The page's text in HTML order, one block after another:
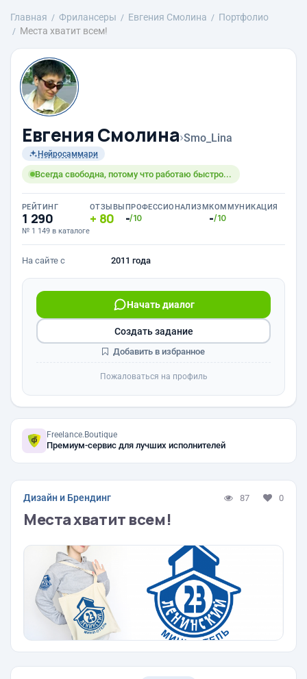
Главная Фрилансеры Евгения Смолина
Портфолио
Места хватит всем!
Евгения Смолина›Smo_Lina
Нейросаммари
Всегда свободна, потому что работаю быстро...
РЕЙТИНГ
1 290
№ 1 149 в каталоге
ОТЗЫВЫ
80
ПРОФЕССИОНАЛИЗМ
-/10
КОММУНИКАЦИЯ
-/10
На сайте с 2011 года
Начать диалог
Создать задание
Добавить в избранное
Пожаловаться на профиль
Freelance.Boutique
Премиум-сервис для лучших исполнителей
Дизайн и Брендинг 87 0
Места хватит всем!